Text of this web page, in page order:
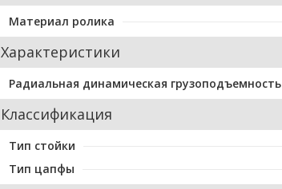
Материал ролика
Характеристики
Радиальная динамическая грузоподъемность
Классификация
Тип стойки
Тип цапфы